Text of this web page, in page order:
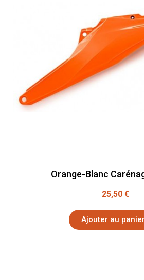
Orange-Blanc
25,50 €
Ajouter au panier